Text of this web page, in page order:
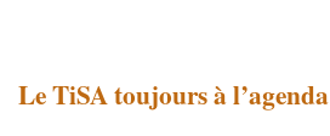
Le TiSA toujours à l’agenda